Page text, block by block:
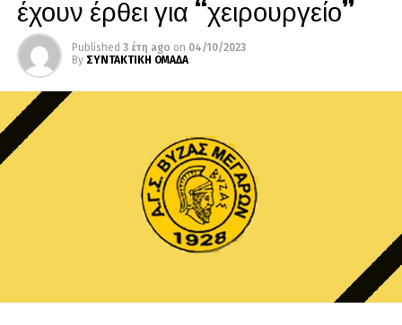
έχουν έρθει για “χειρουργείο”
Published 3 έτη ago on 04/10/2023
By ΣΥΝΤΑΚΤΙΚΗ ΟΜΑΔΑ